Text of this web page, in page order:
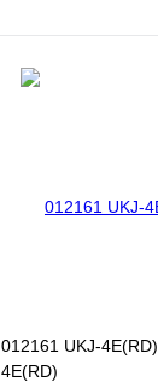
012161 UKJ-
4E(RD)